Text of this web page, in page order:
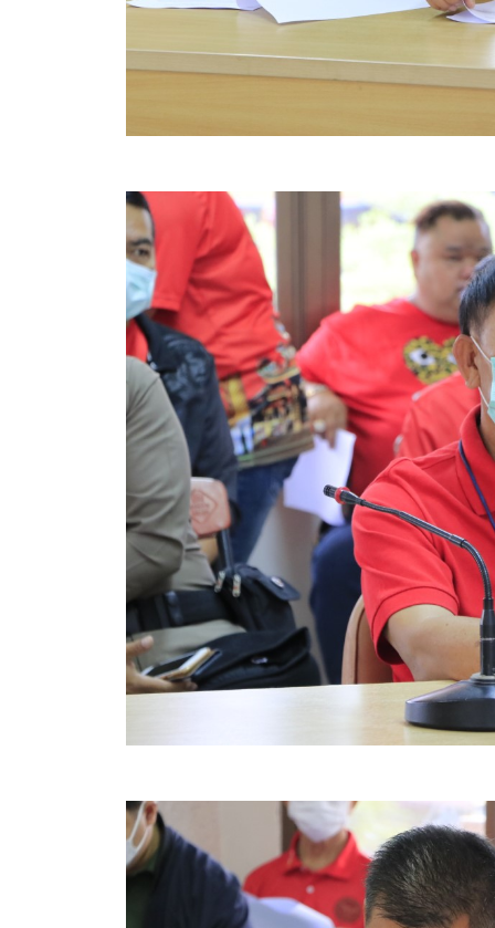
ยกเลิกประกาศผู้ชนะ
เปลี่ยนแปลงประกาศผู้ชนะ
ประกาศขายทอดตลาดทรัพย์สินประจำปี
ประกาศกำหนดอายุการใช้งานของสินทรัพย์ขององ
คู่มือการปฏิบัติงานฝ่ายทะเบียนพัสดุและทรัพย์สิน
การประเมินความพึงพอใจของการดำเนินงาน อบจ.
ขั้นตอนและวิธีการชำระภาษีฯ
แบบฟอร์มการชำระภาษีฯ
การบริการแบบเบ็ดเสร็จ (One Stop Service)
หนังสือสั่งการ
สรุปผลการปฏิบัติงานประจำเดือน GPS
การเสริมสร้างคุณธรรมจริยธรรม
ITA : การประเมินคุณธรรมและความโปร่งใสในการ